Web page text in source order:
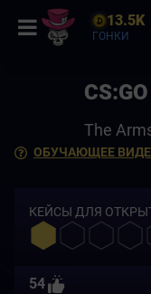
13.5K
ГОНКИ
ОБУЧАЮЩЕЕ
The
КЕЙСЫ ДЛЯ
54